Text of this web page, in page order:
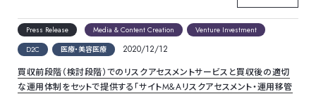
Press Release Media & Content Creation
Venture Investment
D2C
医療・美容医療
2020/12/12
買収前段階（検討段階）でのリスクアセスメントサービスと買収後の適切
な運用体制をセットで提供する「サイトM&Aリスクアセスメント・運用移管